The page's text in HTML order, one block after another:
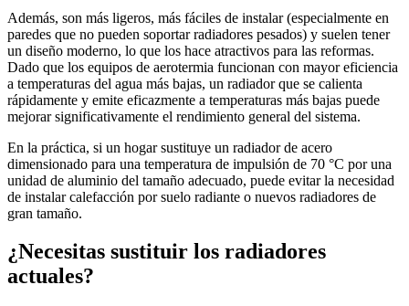
Además, son más ligeros, más fáciles de instalar (especialmente en
paredes que no pueden soportar radiadores pesados) y suelen tener
un diseño moderno, lo que los hace atractivos para las reformas.
Dado que los equipos de aerotermia funcionan con mayor eficiencia
a temperaturas del agua más bajas, un radiador que se calienta
rápidamente y emite eficazmente a temperaturas más bajas puede
mejorar significativamente el rendimiento general del sistema.
En la práctica, si un hogar sustituye un radiador de acero
dimensionado para una temperatura de impulsión de 70 °C por una
unidad de aluminio del tamaño adecuado, puede evitar la necesidad
de instalar calefacción por suelo radiante o nuevos radiadores de
gran tamaño.
¿Necesitas sustituir los radiadores
actuales?